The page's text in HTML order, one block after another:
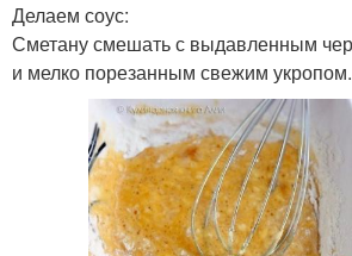
Делаем соус:
Сметану смешать с выдавленным
и мелко порезанным свежим